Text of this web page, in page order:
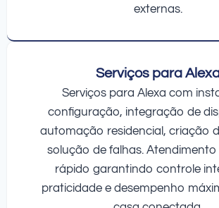
externas.
Serviços para
Serviços para Alexa com
configuração, integração de
automação residencial, criação
solução de falhas.
rápido garantindo controle
praticidade e desempenho